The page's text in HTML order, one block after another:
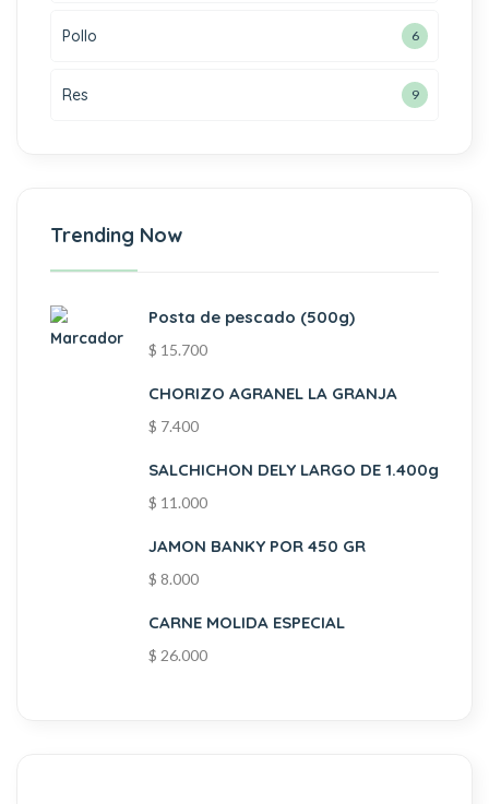
Pollo 6
Res 9
Trending Now
Posta de pescado (500g)
$ 15.700
CHORIZO AGRANEL LA GRANJA
$ 7.400
SALCHICHON DELY LARGO DE 1.400g
$ 11.000
JAMON BANKY POR 450 GR
$ 8.000
CARNE MOLIDA ESPECIAL
$ 26.000